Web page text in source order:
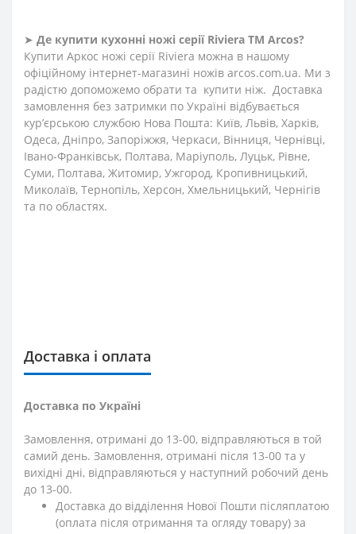
➤ Де купити кухонні ножі серії Riviera ТМ Arcos?
Купити Аркос ножі серії Riviera можна в нашому
офіційному інтернет-магазині ножів arcos.com.ua. Ми з
радістю допоможемо обрати та купити ніж. Доставка
замовлення без затримки по Україні відбувається
кур’єрською службою Нова Пошта: Київ, Львів, Харків,
Одеса, Дніпро, Запоріжжя, Черкаси, Вінниця, Чернівці,
Івано-Франківськ, Полтава, Маріуполь, Луцьк, Рівне,
Суми, Полтава, Житомир, Ужгород, Кропивницький,
Миколаїв, Тернопіль, Херсон, Хмельницький, Чернігів
та по областях.
Доставка і оплата
Доставка по Україні
Замовлення, отримані до 13-00, відправляються в той
самий день. Замовлення, отримані після 13-00 та у
вихідні дні, відправляються у наступний робочий день
до 13-00.
Доставка до відділення Нової Пошти післяплатою
(оплата після отримання та огляду товару) за